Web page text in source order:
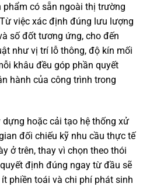
có sẵn ngoài thị trường
việc xác định đúng lưu lượng
số đốt tương ứng, cho đến
như vị trí lỗ thông, độ kín mối
khâu đều góp phần quyết
hành của công trình trong
hoặc cải tạo hệ thống xử
đối chiếu kỹ nhu cầu thực tế
ở trên, thay vì chọn theo thói
định đúng ngay từ đầu sẽ
phiền toái và chi phí phát sinh